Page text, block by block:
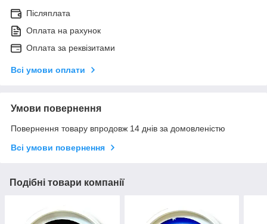
Післяплата
Оплата на рахунок
Оплата за реквізитами
Всі умови оплати
Умови повернення
Повернення товару впродовж 14 днів за домовленістю
Всі умови повернення
Подібні товари компанії